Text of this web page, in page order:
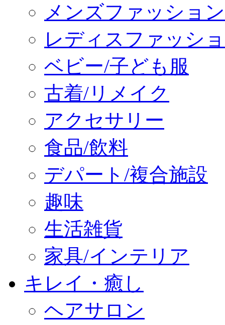
メンズファッション
レディスファッシ
ベビー/子ども服
古着/リメイク
アクセサリー
食品/飲料
デパート/複合施設
趣味
生活雑貨
家具/インテリア
キレイ・癒し
ヘアサロン